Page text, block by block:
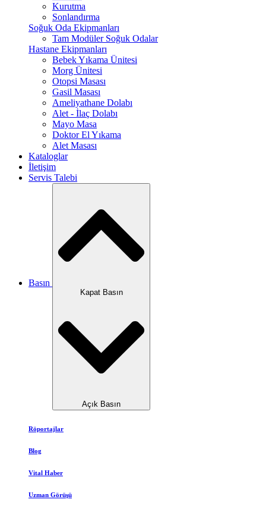
Kurutma
Sonlandırma
Soğuk Oda Ekipmanları
Tam Modüler Soğuk Odalar
Hastane Ekipmanları
Bebek Yıkama Ünitesi
Morg Ünitesi
Otopsi Masası
Gasil Masası
Ameliyathane Dolabı
Alet - İlaç Dolabı
Mayo Masa
Doktor El Yıkama
Alet Masası
Kataloglar
İletişim
Servis Talebi
Basın
Kapat Basın
Açık Basın
Röportajlar
Blog
Vital Haber
Uzman Görüşü